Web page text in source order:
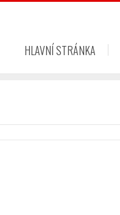
HLAVNÍ STRÁNKA